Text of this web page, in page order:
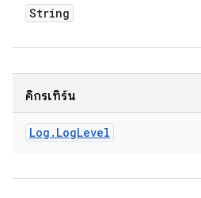
String
คิกรีเทิร์น
Log . LogLevel